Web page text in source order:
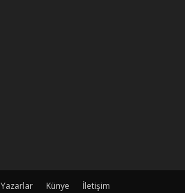
Yazarlar Künye
İletişim